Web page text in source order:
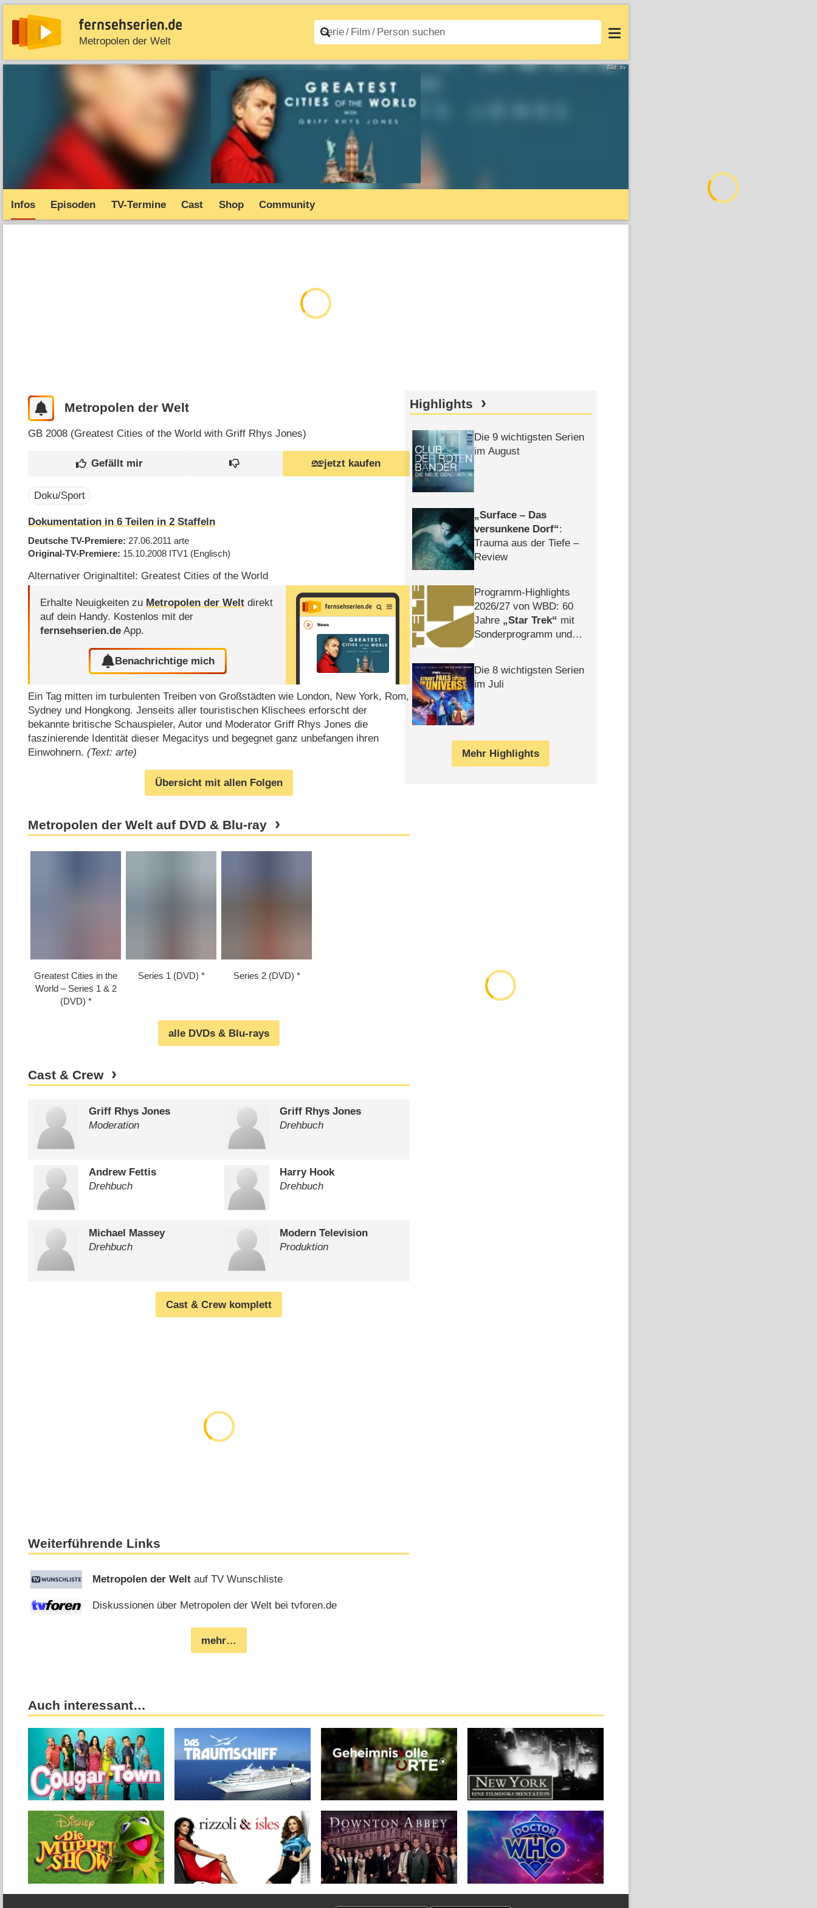
Metropolen der Welt
News Entdecken Streaming Filme A–Z Login
Bild: itv
Infos Episoden TV-Termine Cast Shop Community
Metropolen der Welt
GB 2008 (Greatest Cities of the World with Griff Rhys Jones)
jetzt kaufen
Doku/Sport
Dokumentation in 6 Teilen in 2 Staffeln
Deutsche TV-Premiere 27.06.2011arte
Original-TV-Premiere 15.10.2008 ITV1 (Englisch)
Alternativer Originaltitel: Greatest Cities of the World
Erhalte Neuigkeiten zu Metropolen der Welt direkt
auf dein Handy. Kostenlos mit der
fernsehserien.de App.
Benachrichtige mich
Ein Tag mitten im turbulenten Treiben von Großstädten wie London, New York, Rom,
Sydney und Hongkong. Jenseits aller touristischen Klischees erforscht der
bekannte britische Schauspieler, Autor und Moderator Griff Rhys Jones die
faszinierende Identität dieser Megacitys und begegnet ganz unbefangen ihren
Einwohnern.(Text: arte)
Übersicht mit allen Folgen
Metropolen der Welt auf DVD & Blu-ray
Greatest Cities in the
World – Series 1 & 2
(DVD)
Series 1 (DVD) Series 2 (DVD)
alle DVDs & Blu-rays
Cast & Crew
Griff Rhys Jones
Moderation
Griff Rhys Jones
Drehbuch
Andrew Fettis
Drehbuch
Harry Hook
Drehbuch
Michael Massey
Drehbuch
Modern Television
Produktion
Cast & Crew komplett
Weiterführende Links
Metropolen der Welt auf TV Wunschliste
Diskussionen über Metropolen der Welt bei tvforen.de
mehr…
Highlights
Die 9 wichtigsten Serien
im August
Surface – Das
versunkene Dorf :
Trauma aus der Tiefe –
Review
Programm-Highlights
2026/​27 von WBD: 60
Jahre
Star Trek
mit
Sonderprogramm und
Die 8 wichtigsten Serien
im Juli
Mehr Highlights
Auch interessant…